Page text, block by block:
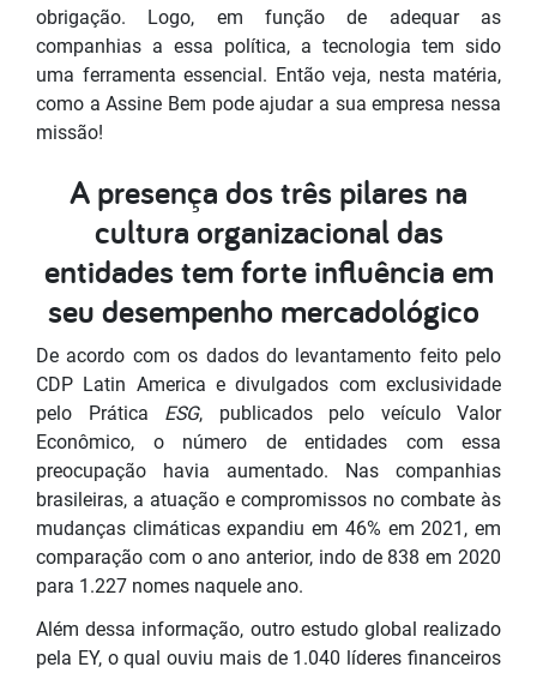
obrigação. Logo, em função de adequar as
companhias a essa política, a tecnologia tem sido
uma ferramenta essencial. Então veja, nesta matéria,
como a Assine Bem pode ajudar a sua empresa nessa
missão!
A presença dos três pilares na
cultura organizacional das
entidades tem forte influência em
seu desempenho mercadológico
De acordo com os dados do levantamento feito pelo
CDP Latin America e divulgados com exclusividade
pelo Prática ESG, publicados pelo veículo Valor
Econômico, o número de entidades com essa
preocupação havia aumentado. Nas companhias
brasileiras, a atuação e compromissos no combate às
mudanças climáticas expandiu em 46% em 2021, em
comparação com o ano anterior, indo de 838 em 2020
para 1.227 nomes naquele ano.
Além dessa informação, outro estudo global realizado
pela EY, o qual ouviu mais de 1.040 líderes financeiros